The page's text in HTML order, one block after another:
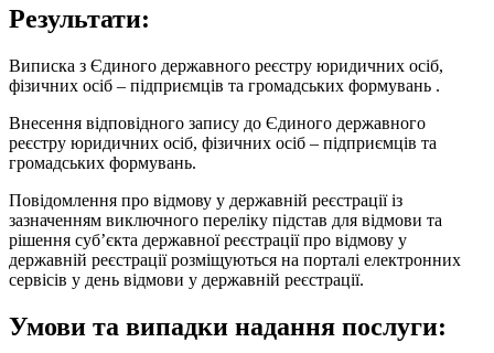
Результати:
Виписка з Єдиного державного реєстру юридичних осіб,
фізичних осіб – підприємців та громадських формувань .
Внесення відповідного запису до Єдиного державного
реєстру юридичних осіб, фізичних осіб – підприємців та
громадських формувань.
Повідомлення про відмову у державній реєстрації із
зазначенням виключного переліку підстав для відмови та
рішення суб’єкта державної реєстрації про відмову у
державній реєстрації розміщуються на порталі електронних
сервісів у день відмови у державній реєстрації.
Умови та випадки надання послуги: